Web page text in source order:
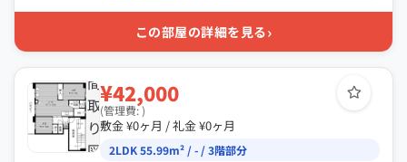
この部屋の詳細を見る›
間
取
り
図
¥42,000
(管理費: )
敷金 ¥0ヶ月 / 礼金 ¥0ヶ月
2LDK 55.99m² / - / 3階部分